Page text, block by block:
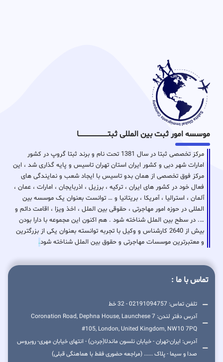
موسسه امور ثبت بین المللی ثبتـــــــــــــــــــــــــــــا
مرکز تخصصی ثبتا در سال 1381 تحت نام و برند ثبتا گروپ در کشور
امارات شهر دبی و کشور ایران استان تهران تاسیس و پایه گذاری شد ، این
مرکز فوق تخصصی از همان بدو تاسیس با ایجاد شعب و نمایندگی های
فعال خود در کشور های ایران ، ترکیه ، برزیل ، اذربایجان ، امارات ، عمان ،
آلمان ، استرالیا ، آمریکا ، بریتانیا و … توانست بعنوان یک موسسه بین
المللی در حوزه امور مهاجرتی ، حقوقی بین الملل ، اخذ ویزا ، اقامت دائم و
…. در سطح بین الملل شناخته شود . هم اکنون این مجموعه با دارا بودن
بیش از 2640 کارشناس و وکیل با تجربه توانسته بعنوان یکی از بزرگترین
و معتبرترین موسسات مهاجرتی و حقوق بین الملل شناخته شود.
تماس با ما :
تلفن تماس: 02191094757 - 32 خط
آدرس دفتر لندن: 7 Coronation Road, Dephna House, Launchese
#105, London, United Kingdom, NW10 7PQ
آدرس: ایران-تهران - خیابان نلسون ماندلا(جردن) - انتهای خیابان مهری- روبروس
صدا و سیما - پلاک ...... (مراجعه حضوری فقط با هماهنگی قبلی)